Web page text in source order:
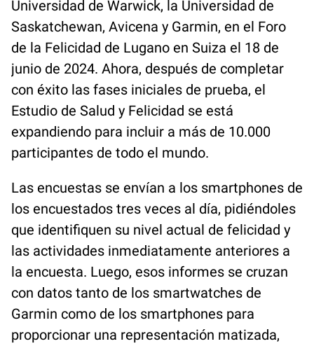
Universidad de Warwick, la Universidad de
Saskatchewan, Avicena y Garmin, en el Foro
de la Felicidad de Lugano en Suiza el 18 de
junio de 2024. Ahora, después de completar
con éxito las fases iniciales de prueba, el
Estudio de Salud y Felicidad se está
expandiendo para incluir a más de 10.000
participantes de todo el mundo.
Las encuestas se envían a los smartphones de
los encuestados tres veces al día, pidiéndoles
que identifiquen su nivel actual de felicidad y
las actividades inmediatamente anteriores a
la encuesta. Luego, esos informes se cruzan
con datos tanto de los smartwatches de
Garmin como de los smartphones para
proporcionar una representación matizada,